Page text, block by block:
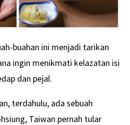
buahan ini menjadi tarikan
ingin menikmati kelazatan isi
dan pejal.
terdahulu, ada sebuah
Taiwan pernah tular